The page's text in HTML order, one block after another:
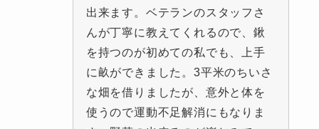
出来ます。ベテランのスタッフさ
んが丁寧に教えてくれるので、鍬
を持つのが初めての私でも、上手
に畝ができました。3平米のちいさ
な畑を借りましたが、意外と体を
使うので運動不足解消にもなりま